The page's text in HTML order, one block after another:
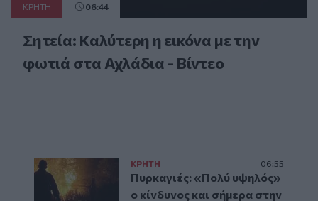
ΚΡΗΤΗ 06:44
Σητεία: Καλύτερη η εικόνα με την
φωτιά στα Αχλάδια - Βίντεο
ΚΡΗΤΗ 06:55
Πυρκαγιές: «Πολύ υψηλός»
ο κίνδυνος και σήμερα στην